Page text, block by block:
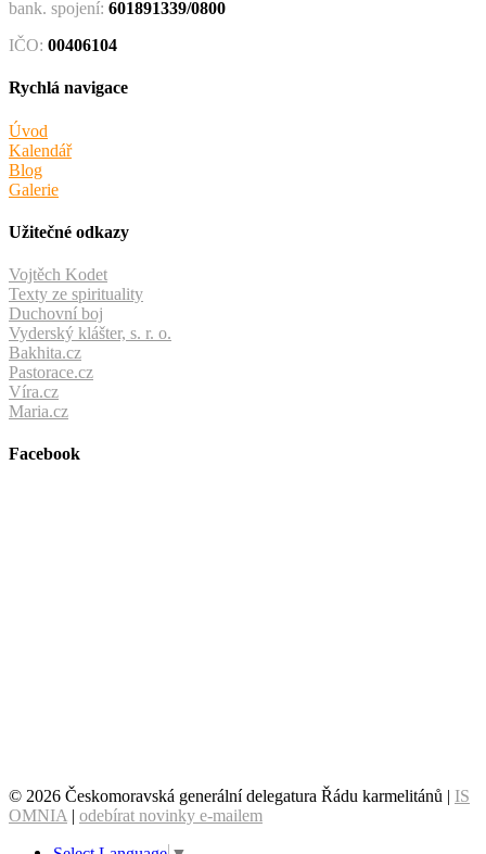
bank. spojení: 601891339/0800
IČO: 00406104
Rychlá navigace
Úvod
Kalendář
Blog
Galerie
Užitečné odkazy
Vojtěch Kodet
Texty ze spirituality
Duchovní boj
Vyderský klášter, s. r. o.
Bakhita.cz
Pastorace.cz
Víra.cz
Maria.cz
Facebook
© 2026 Českomoravská generální delegatura Řádu karmelitánů | IS
OMNIA | odebírat novinky e-mailem